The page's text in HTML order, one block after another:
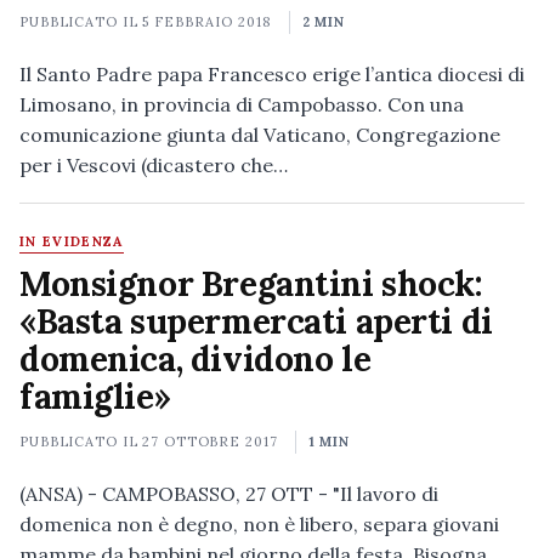
PUBBLICATO IL5 FEBBRAIO 2018 2 MIN
Il Santo Padre papa Francesco erige l’antica diocesi di
Limosano, in provincia di Campobasso. Con una
comunicazione giunta dal Vaticano, Congregazione
per i Vescovi (dicastero che…
IN EVIDENZA
Monsignor Bregantini shock:
«Basta supermercati aperti di
domenica, dividono le
famiglie»
PUBBLICATO IL27 OTTOBRE 2017 1 MIN
(ANSA) - CAMPOBASSO, 27 OTT - "Il lavoro di
domenica non è degno, non è libero, separa giovani